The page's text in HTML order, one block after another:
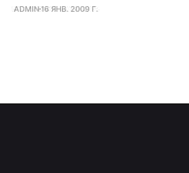
ADMIN16 ЯНВ. 2009 Г.